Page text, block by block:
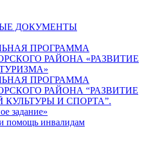
ДОКУМЕНТЫ
ПРОГРАММА
РАЙОНА «РАЗВИТИЕ
ПРОГРАММА
РАЙОНА “РАЗВИТИЕ
И СПОРТА”.
задание»
помощь инвалидам